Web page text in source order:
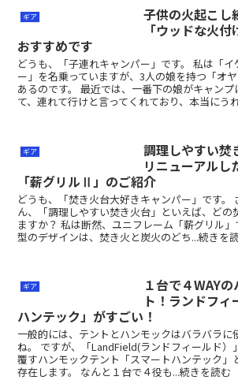
ギア
子供の火起こし
「ウッドな火
おすすめです
どうも、「子連れキャンパー」です。 私は「
ー」を名乗っていますが、3人の娘を持つ「オ
あるのです。 最近では、一番下の娘がキャン
て、連れて行けと言ってくれており、本当にう
ギア
調理しやすい焚
リニューアルし
「薪グリルⅡ」のご紹介
どうも、「焚き火台大好きキャンパー」です。
ん、「調理しやすい焚き火台」といえば、どの
ますか？ 私は断然、ユニフレーム「薪グリル
型のデザインは、焚き火と炭火のどち...続きを
ギア
１台で４WAY
ト！ランドフィ
ハンテック」がすごい！
一般的には、テントとハンモックはバラバラに
ね。 ですが、「LandField(ランドフィールド）
覆すハンモックテント「スマートハンテック」
存在します。 なんと１台で４役も...続きを読む